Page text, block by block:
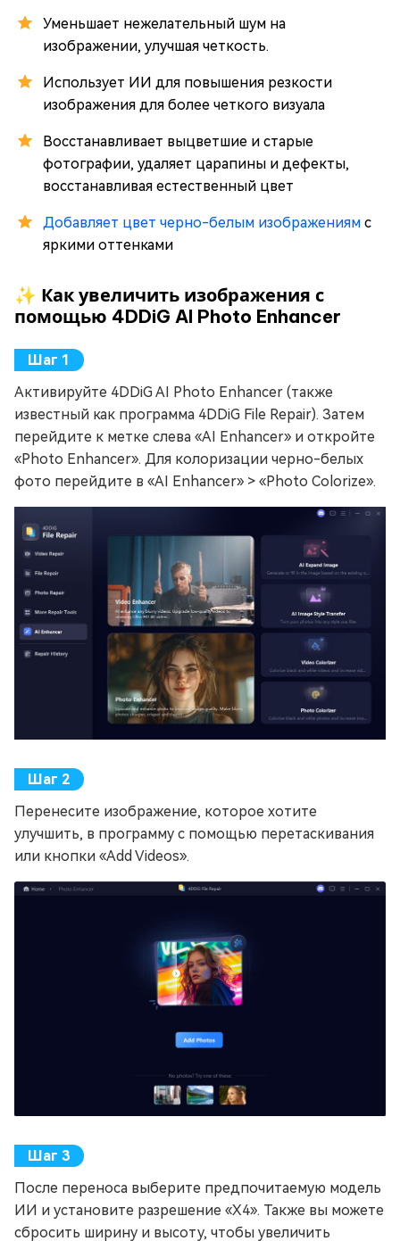
Уменьшает нежелательный шум на
изображении, улучшая четкость.
Использует ИИ для повышения резкости
изображения для более четкого визуала
Восстанавливает выцветшие и старые
фотографии, удаляет царапины и дефекты,
восстанавливая естественный цвет
Добавляет цвет черно-белым изображениям с
яркими оттенками
✨ Как увеличить изображения с
помощью 4DDiG AI Photo Enhancer
Активируйте 4DDiG AI Photo Enhancer (также
известный как программа 4DDiG File Repair). Затем
перейдите к метке слева «AI Enhancer» и откройте
«Photo Enhancer». Для колоризации черно-белых
фото перейдите в «AI Enhancer» > «Photo Colorize».
Перенесите изображение, которое хотите
улучшить, в программу с помощью перетаскивания
или кнопки «Add Videos».
После переноса выберите предпочитаемую модель
ИИ и установите разрешение «X4». Также вы можете
сбросить ширину и высоту, чтобы увеличить